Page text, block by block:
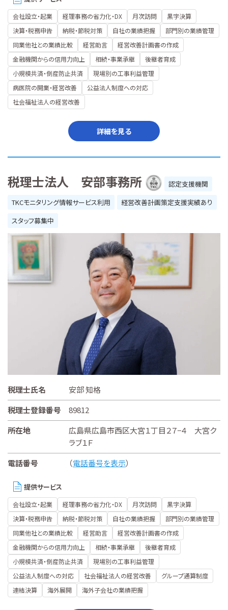
会社設立・起業 経理事務の省力化・DX 月次訪問
黒字決算
決算・税務申告
納税・節税対策 自社の業績把握
部門別の業績管理
同業他社との業績比較
経営助言
経営改善計画書の作成
金融機関からの信用力向上
相続・事業承継
後継者育成
小規模共済・倒産防止共済
現場別の工事利益管理
病医院の開業・経営改善
公益法人制度への対応
社会福祉法人の経営改善
詳細を見る
税理士法人 安部事務所
認定支援機関
TKCモニタリング情報サービス利用
経営改善計画策定支援実績あり
スタッフ募集中
税理士氏名
安部 知格
税理士登録番号
89812
所在地
広島県広島市西区大宮１丁目２７−４ 大宮ク
ラブ１Ｆ
電話番号
（電話番号を表示）
提供サービス
会社設立・起業 経理事務の省力化・DX 月次訪問
黒字決算
決算・税務申告
納税・節税対策 自社の業績把握
部門別の業績管理
同業他社との業績比較
経営助言
経営改善計画書の作成
金融機関からの信用力向上
相続・事業承継
後継者育成
小規模共済・倒産防止共済
現場別の工事利益管理
公益法人制度への対応
社会福祉法人の経営改善
グループ通算制度
連結決算
海外展開 海外子会社の業績把握